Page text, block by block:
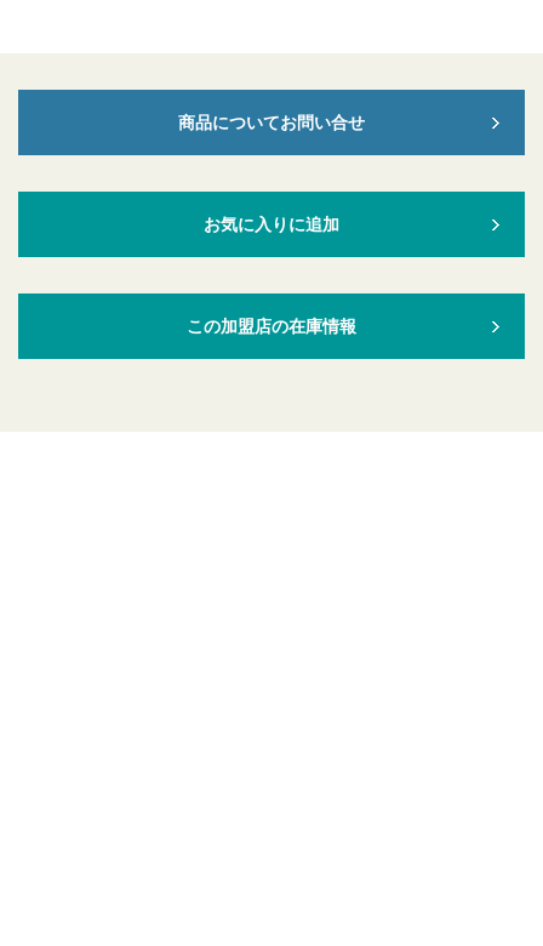
商品についてお問い合せ
お気に入りに追加
この加盟店の在庫情報